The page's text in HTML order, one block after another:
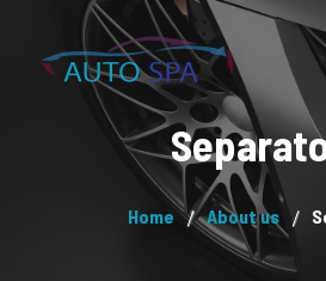
Home About us